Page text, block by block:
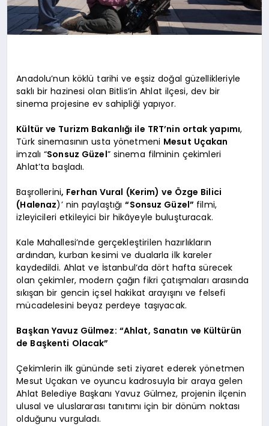
Anadolu’nun köklü tarihi ve eşsiz doğal güzellikleriyle
saklı bir hazinesi olan Bitlis’in Ahlat ilçesi, dev bir
sinema projesine ev sahipliği yapıyor.
Kültür ve Turizm Bakanlığı ile TRT’nin ortak yapımı,
Türk sinemasının usta yönetmeni Mesut Uçakan
imzalı “Sonsuz Güzel” sinema filminin çekimleri
Ahlat’ta başladı.
Başrollerini, Ferhan Vural (Kerim) ve Özge Bilici
(Halenaz)’ nin paylaştığı“Sonsuz Güzel” filmi,
izleyicileri etkileyici bir hikâyeyle buluşturacak.
Kale Mahallesi’nde gerçekleştirilen hazırlıkların
ardından, kurban kesimi ve dualarla ilk kareler
kaydedildi. Ahlat ve İstanbul’da dört hafta sürecek
olan çekimler, modern çağın fikri çatışmaları arasında
sıkışan bir gencin içsel hakikat arayışını ve felsefi
mücadelesini beyaz perdeye taşıyacak.
Başkan Yavuz Gülmez: “Ahlat, Sanatın ve Kültürün
de Başkenti Olacak”
Çekimlerin ilk gününde seti ziyaret ederek yönetmen
Mesut Uçakan ve oyuncu kadrosuyla bir araya gelen
Ahlat Belediye Başkanı Yavuz Gülmez, projenin ilçenin
ulusal ve uluslararası tanıtımı için bir dönüm noktası
olduğunu vurguladı.